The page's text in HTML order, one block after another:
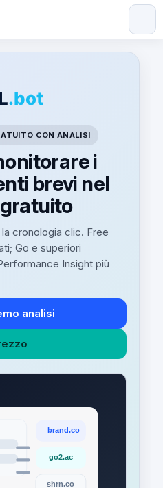
CON ANALISI
i
brevi nel
cronologia clic. Free
Go e superiori
Insight più
analisi